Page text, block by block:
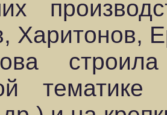
Харитонов,
тематике